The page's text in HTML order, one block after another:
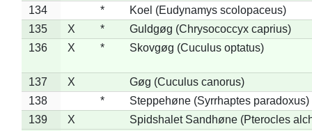
134
*
Koel (Eudynamys scolopaceus)
135
X *
Guldgøg (Chrysococcyx caprius)
136
X * Skovgøg (Cuculus optatus)
137 X
Gøg (Cuculus canorus)
138
*
Steppehøne (Syrrhaptes paradoxus)
139
X
Spidshalet Sandhøne (Pterocles